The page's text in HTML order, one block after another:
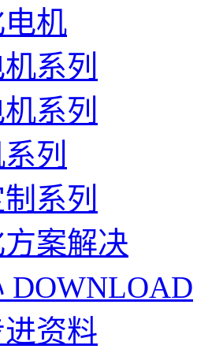
机
系列
系列
列
系列
案解决
DOWNLOAD
资料